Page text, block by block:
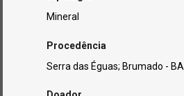
Mineral
Procedência
Serra das Éguas; Brumado - BA